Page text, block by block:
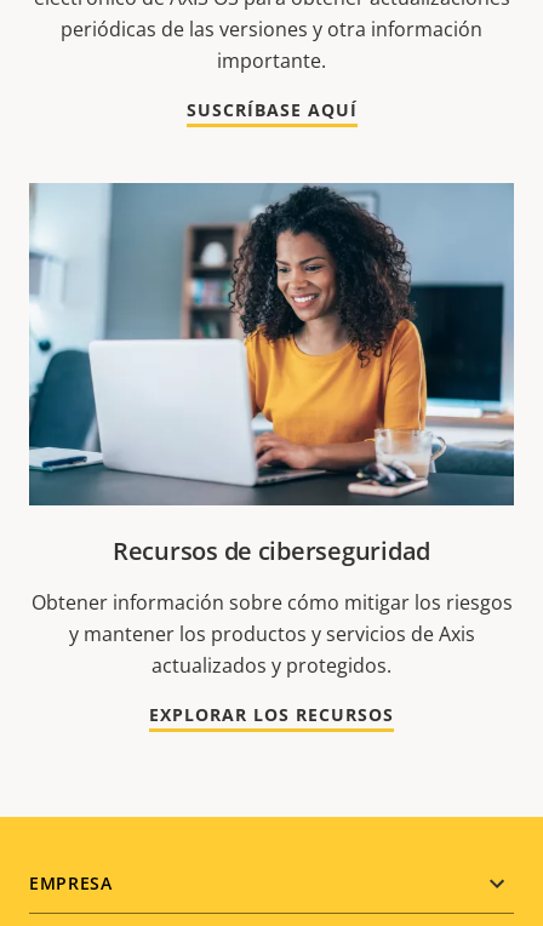
periódicas de las versiones y otra información
importante.
SUSCRÍBASE AQUÍ
Recursos de ciberseguridad
Obtener información sobre cómo mitigar los riesgos
y mantener los productos y servicios de Axis
actualizados y protegidos.
EXPLORAR LOS RECURSOS
Footer
EMPRESA